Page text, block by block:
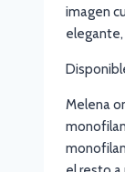
imagen
Melena